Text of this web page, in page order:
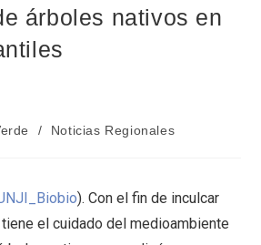
árboles nativos en
/ Noticias Regionales
). Con el fin de inculcar
el cuidado del medioambiente